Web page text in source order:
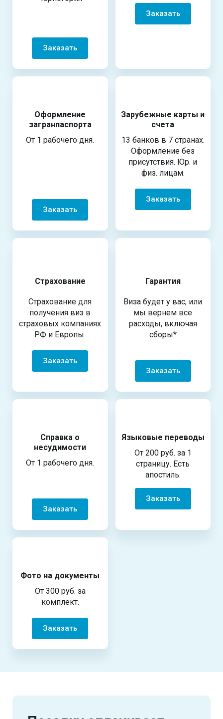
Заказать
Заказать
Оформление
загранпаспорта
От 1 рабочего дня.
Заказать
Зарубежные карты и
счета
13 банков в 7 странах.
Оформление без
присутствия. Юр. и
физ. лицам.
Заказать
Страхование
Страхование для
получения виз в
страховых компаниях
РФ и Европы.
Заказать
Гарантия
Виза будет у вас, или
мы вернем все
расходы, включая
сборы*
Заказать
Справка о
несудимости
От 1 рабочего дня.
Заказать
Языковые переводы
От 200 руб. за 1
страницу. Есть
апостиль.
Заказать
Фото на документы
От 300 руб. за
комплект.
Заказать